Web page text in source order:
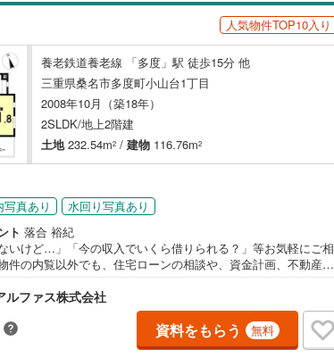
人気物件TOP10入り
養老鉄道養老線 「多度」駅 徒歩15分 他
三重県桑名市多度町小山台1丁目
2008年10月（築18年）
2SLDK/地上2階建
土地232.54m2 / 建物 116.76m2
写真あり
水回り写真あり
ト 落合 裕紀
いけど…」「今の収入でいくら借りられる？」等お気軽にご相
件の内覧以外でも、住宅ローンの相談や、資金計画、不動産購
ルファス株式会社
資料をもらう 無料